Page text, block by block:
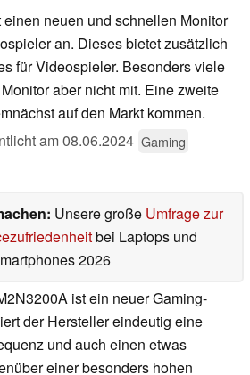
neuen und schnellen Monitor
an. Dieses bietet zusätzlich
für Videospieler. Besonders viele
aber nicht mit. Eine zweite
auf den Markt kommen.
am08.06.2024 Gaming
Unsere große Umfrage zur
bei Laptops und
2026
ist ein neuer Gaming-
der Hersteller eindeutig eine
und auch einen etwas
einer besonders hohen